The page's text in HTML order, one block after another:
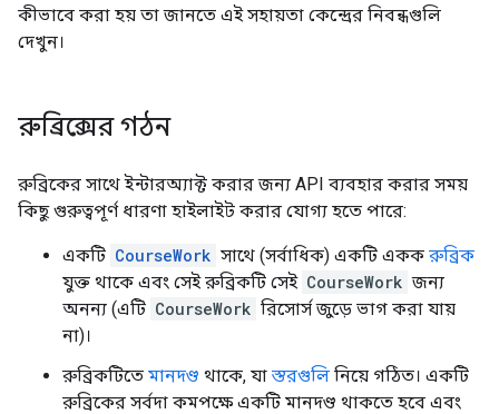
কীভাবে করা হয় তা জানতে এই সহায়তা কেন্দ্রের নিবন্ধগুলি
দেখুন।
রুব্রিক্সের গঠন
রুব্রিকের সাথে ইন্টারঅ্যাক্ট করার জন্য API ব্যবহার করার সময়
কিছু গুরুত্বপূর্ণ ধারণা হাইলাইট করার যোগ্য হতে পারে:
একটি CourseWork সাথে (সর্বাধিক) একটি একক রুব্রিক
যুক্ত থাকে এবং সেই রুব্রিকটি সেই CourseWork জন্য
অনন্য (এটি CourseWork রিসোর্স জুড়ে ভাগ করা যায়
না)।
রুব্রিকটিতে মানদণ্ড থাকে, যা স্তরগুলি নিয়ে গঠিত। একটি
রুব্রিকের সর্বদা কমপক্ষে একটি মানদণ্ড থাকতে হবে এবং